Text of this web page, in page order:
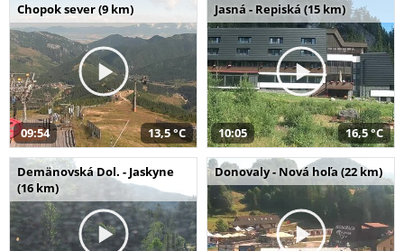
Chopok sever (9 km)
09:54 13,5 °C
Jasná - Repiská (15 km)
10:05 16,5 °C
Demänovská Dol. - Jaskyne
(16 km)
Donovaly - Nová hoľa (22 km)